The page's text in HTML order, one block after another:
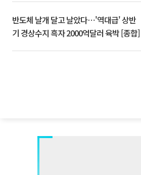
반도체 날개 달고 날았다⋯'역대급' 상반
기 경상수지 흑자 2000억달러 육박 [종합]